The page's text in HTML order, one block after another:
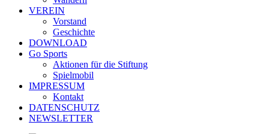
VEREIN
Vorstand
Geschichte
DOWNLOAD
Go Sports
Aktionen für die Stiftung
Spielmobil
IMPRESSUM
Kontakt
DATENSCHUTZ
NEWSLETTER